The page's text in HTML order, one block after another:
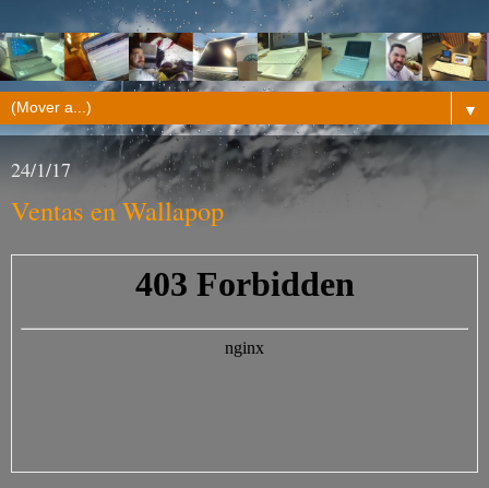
▼
24/1/17
Ventas en Wallapop